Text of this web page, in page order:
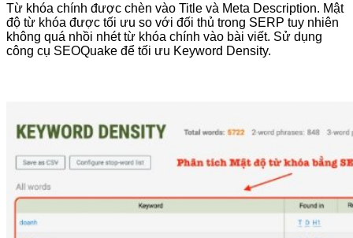
Từ khóa chính được chèn vào Title và Meta Description. Mật
độ từ khóa được tối ưu so với đối thủ trong SERP tuy nhiên
không quá nhồi nhét từ khóa chính vào bài viết. Sử dụng
công cụ SEOQuake để tối ưu Keyword Density.